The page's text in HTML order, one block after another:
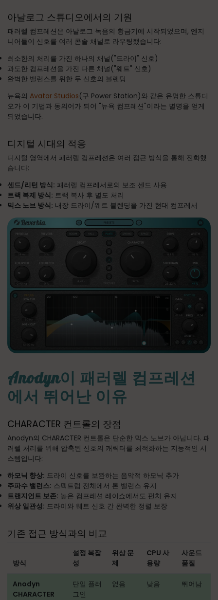
아날로그 스튜디오에서의 기원
패러렐 컴프레션은 아날로그 녹음의 황금기에 시작되었으며, 엔지
니어들이 신호를 여러 콘솔 채널로 라우팅했습니다:
최소한의 처리를 가진 하나의 채널("드라이" 신호)
과도한 컴프레션을 가진 다른 채널("웨트" 신호)
완벽한 밸런스를 위한 두 신호의 블렌딩
뉴욕의 Avatar Studios(구 Power Station)와 같은 유명한 스튜디
오가 이 기법과 동의어가 되어 "뉴욕 컴프레션"이라는 별명을 얻게
되었습니다.
디지털 시대의 적응
디지털 영역에서 패러렐 컴프레션은 여러 접근 방식을 통해 진화했
습니다:
센드/리턴 방식: 패러렐 컴프레서로의 보조 센드 사용
트랙 복제 방식: 트랙 복사 후 별도 처리
믹스 노브 방식: 내장 드라이/웨트 블렌딩을 가진 현대 컴프레서
Anodyn이 패러렐 컴프레션
에서 뛰어난 이유
CHARACTER 컨트롤의 장점
Anodyn의 CHARACTER 컨트롤은 단순한 믹스 노브가 아닙니다. 패
러렐 처리를 위해 압축된 신호의 캐릭터를 최적화하는 지능적인 시
스템입니다:
하모닉 향상: 드라이 신호를 보완하는 음악적 하모닉 추가
주파수 밸런스: 스펙트럼 전체에서 톤 밸런스 유지
트랜지언트 보존: 높은 컴프레션 레이쇼에서도 펀치 유지
위상 일관성: 드라이와 웨트 신호 간 완벽한 정렬 보장
기존 접근 방식과의 비교
방식
설정 복잡
성
위상 문
제
CPU 사
용량
사운드
품질
Anodyn
CHARACTER
단일 플러
그인
없음 낮음 뛰어남